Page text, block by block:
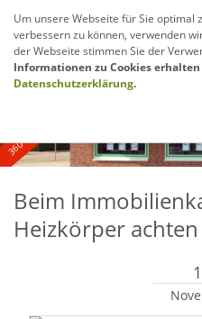
360° - und Luftbildaufnahmen
Beim
Heizkörper achten
Um unsere Webseite für Sie optimal
verbessern zu können, verwenden
der Webseite stimmen Sie der
Informationen zu Cookies
Datenschutzerklärung.